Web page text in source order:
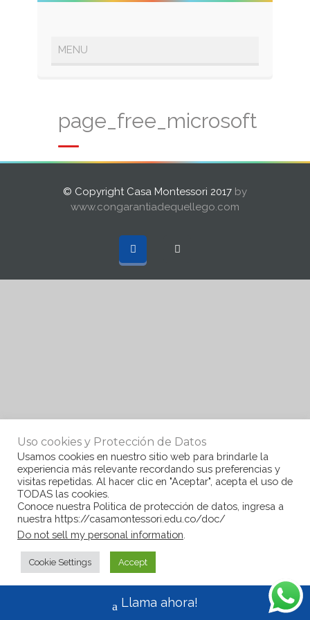
© Copyright Casa Montessori 2017 by
www.congarantiadequellego.com
Uso cookies y Protección de Datos
Usamos cookies en nuestro sitio web para brindarle la
experiencia más relevante recordando sus preferencias y
visitas repetidas. Al hacer clic en "Aceptar", acepta el uso de
TODAS las cookies.
Conoce nuestra Politica de protección de datos, ingresa a
nuestra https://casamontessori.edu.co/doc/
Do not sell my personal information
Cookie Settings Accept
Llama ahora!